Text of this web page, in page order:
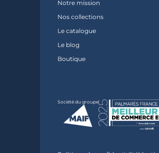
Notre mission
Nos collections
Le catalogue
Le blog
Boutique
Société du groupe